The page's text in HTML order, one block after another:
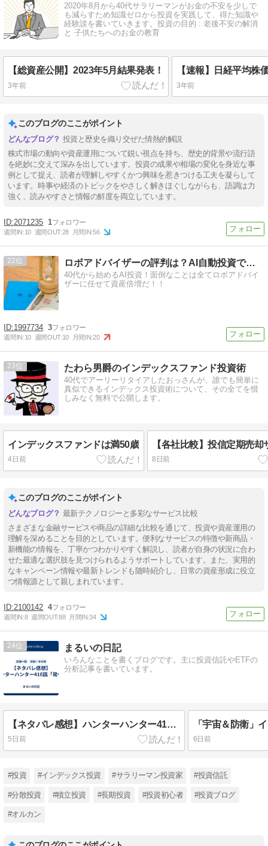
2020年8月から40代サラリーマンがお金の不安を少しで
も減らすため知識ゼロから投資を実践して、得た知識や
経験談を書いていきます。投資の目的 : 老後不安の解消
と 子供たちへのお金の教育
【総資産公開】2023年5月結果発表！
3年前 3年前
このブログのここがポイント
投資と歴史を織り交ぜた情熱的解説
株式市場の動向や資産運用について鋭い視点を持ち、歴史的背景や流行語
を絶妙に交えて深みを出しています。投資の成果や相場の変化を身近な事
例として捉え、読者が理解しやすくかつ興味を惹きつける工夫を凝らして
います。時事や経済のトピックをやさしく解きほぐしながらも、語調は力
強く、読みやすさと情報の鮮度を両立しています。
2071235 1
週間IN:10 週間OUT:28 月間IN:56
22 ロボアドバイザーの評判は？AI自動投資で個人資産倍増計画！
40代から始めるAI投資！面倒なことは全てロボアドバイ
ザーに任せて資産倍増だ！！
1997734 3
週間IN:10 週間OUT:10 月間IN:20
23 たわら男爵のインデックスファンド投資術
40代でアーリーリタイアしたおっさんが、誰でも簡単に
真似できるインデックス投資術について、その全てを惜
しみなく無料で公開します。
インデックスファンドは満50歳
4日前
【各社比較】投信定期売却
8日前
このブログのここがポイント
最新テクノロジーと多彩なサービス比較
さまざまな金融サービスや商品の詳細な比較を通じて、投資や資産運用の
理解を深めることを目的としています。便利なサービスの特徴や新商品・
新機能の情報を、丁寧かつわかりやすく解説し、読者が自身の状況に合わ
せた最適な選択肢を見つけられるようサポートしています。また、実用的
なキャンペーン情報や最新トレンドも随時紹介し、日常の資産形成に役立
つ情報源として親しまれています。
2100142 4
週間IN:8 週間OUT:88 月間IN:34
24 まるいの日記
いろんなことを書くブログです。主に投資信託やETFの
分析記事を書いています。
【ネタバレ感想】ハンターハンター416話「発令」
5日前 6日前
#投資 #インデックス投資 #サラリーマン投資家 #投資信託
#分散投資 #積立投資 #長期投資 #投資初心者 #投資ブログ
#オルカン